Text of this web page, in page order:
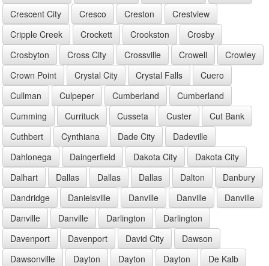
Crescent City
Cresco Creston
Crestview
Cripple Creek
Crockett Crookston
Crosby
Crosbyton
Cross City Crossville Crowell
Crowley
Crown Point
Crystal City Crystal Falls
Cuero
Cullman
Culpeper Cumberland
Cumberland
Cumming
Currituck Cusseta Custer
Cut Bank
Cuthbert
Cynthiana Dade City
Dadeville
Dahlonega
Daingerfield Dakota City
Dakota City
Dalhart
Dallas Dallas Dallas Dalton
Danbury
Dandridge
Danielsville Danville Danville
Danville
Danville
Danville Darlington
Darlington
Davenport
Davenport David City
Dawson
Dawsonville
Dayton Dayton Dayton
De Kalb